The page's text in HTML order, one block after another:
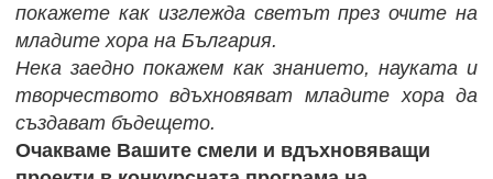
покажете как изглежда светът през очите на
младите хора на България.
Нека заедно покажем как знанието, науката и
творчеството вдъхновяват младите хора да
създават бъдещето.
Очакваме Вашите смели и вдъхновяващи